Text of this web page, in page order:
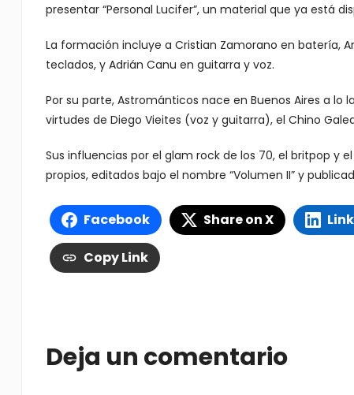
presentar “Personal Lucifer”, un material que ya está
La formación incluye a Cristian Zamorano en batería,
teclados, y Adrián Canu en guitarra y voz.
Por su parte, Astrománticos nace en Buenos Aires a
virtudes de Diego Vieites (voz y guitarra), el Chino
Sus influencias por el glam rock de los 70, el britpop y
propios, editados bajo el nombre “Volumen II” y
Facebook Share on X
Copy Link
Deja un comentario